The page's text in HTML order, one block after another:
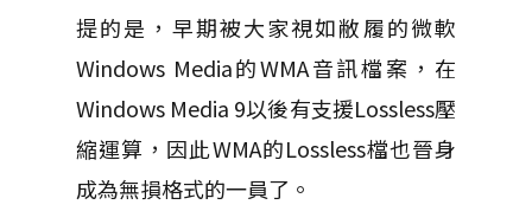
提的是，早期被大家視如敝履的微軟
Windows Media的WMA音訊檔案，在
Windows Media 9以後有支援Lossless壓
縮運算，因此WMA的Lossless檔也晉身
成為無損格式的一員了。